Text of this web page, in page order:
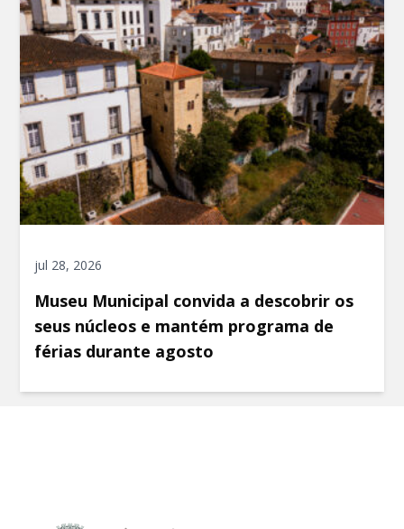
jul 28, 2026
Museu Municipal convida a descobrir os
seus núcleos e mantém programa de
férias durante agosto